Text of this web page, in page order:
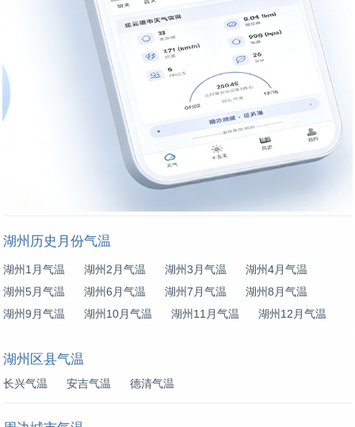
湖州历史月份气温
湖州1月气温 湖州2月气温 湖州3月气温
湖州4月气温
湖州5月气温
湖州6月气温 湖州7月气温
湖州8月气温
湖州9月气温
湖州10月气温 湖州11月气温 湖州12月气温
湖州区县气温
长兴气温 安吉气温 德清气温